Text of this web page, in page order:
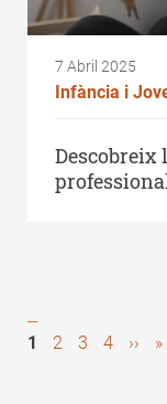
7 Abril 2025
Infància i
Descobreix
Pagination
Pàgina
1 Page
2 Page
3 Page
4
Next
›› »